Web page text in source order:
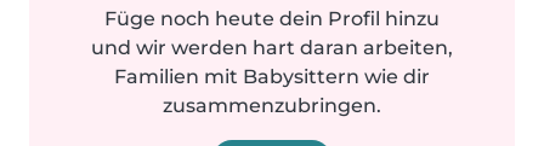
Füge noch heute dein Profil hinzu
und wir werden hart daran arbeiten,
Familien mit Babysittern wie dir
zusammenzubringen.